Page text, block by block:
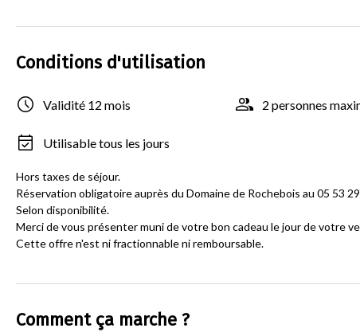
Conditions d'utilisation
Validité 12 mois 2 personnes
Utilisable tous les jours
Hors taxes de séjour.
Réservation obligatoire auprès du Domaine de Rochebois au 05 53
Selon disponibilité.
Merci de vous présenter muni de votre bon cadeau le jour de votre
Cette offre n'est ni fractionnable ni remboursable.
Comment ça marche ?